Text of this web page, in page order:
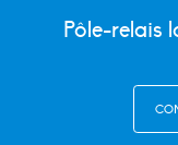
Pôle-relais